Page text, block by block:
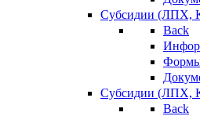
Субсидии (ЛПХ,
Back
Формы
Субсидии (ЛПХ,
Back